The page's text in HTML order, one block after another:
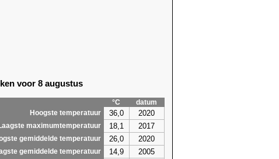
voor 8 augustus
°C
datum
Hoogste temperatuur
36,0 2020
Laagste maximumtemperatuur 18,1 2017
gemiddelde temperatuur 26,0 2020
gemiddelde temperatuur 14,9 2005